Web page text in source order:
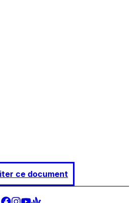
ce document